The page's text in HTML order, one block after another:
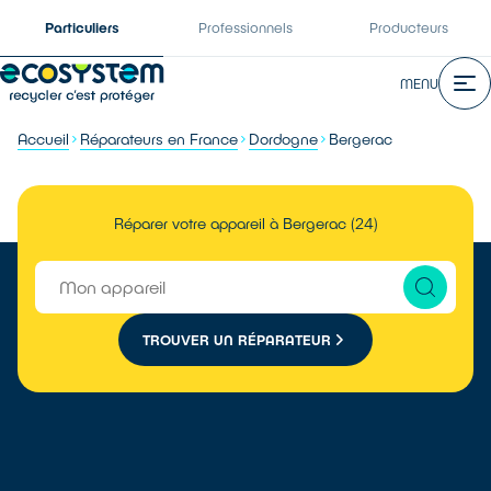
Particuliers Professionnels Producteurs
MENU
Accueil Réparateurs en France Dordogne Bergerac
Réparer votre appareil à Bergerac (24)
TROUVER UN RÉPARATEUR